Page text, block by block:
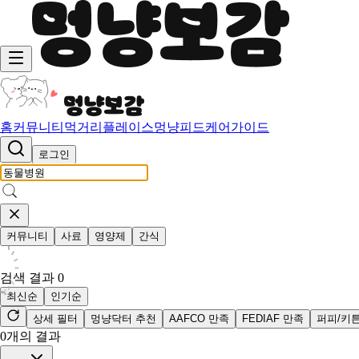
홈커뮤니티 먹거리 플레이스멍냥피드케어가이드
로그인
커뮤니티 사료 영양제 간식
검색 결과 0
최신순
인기순
상세 필터
멍냥닥터 추천 AAFCO 만족 FEDIAF 만족 퍼피/키
0개의 결과